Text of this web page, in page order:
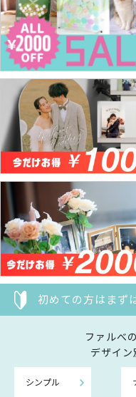
初めての方はまず
ファルべ
デザイン
シンプル